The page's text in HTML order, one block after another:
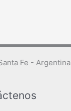
Fe - Argentina